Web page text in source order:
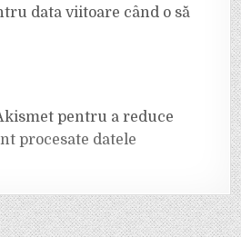
data viitoare când o să
pentru a reduce
procesate datele